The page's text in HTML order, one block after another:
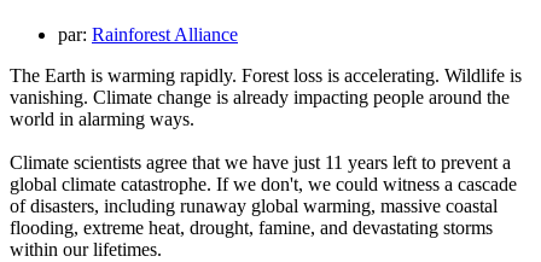
par: Rainforest Alliance
The Earth is warming rapidly. Forest loss is accelerating. Wildlife is
vanishing. Climate change is already impacting people around the
world in alarming ways.
Climate scientists agree that we have just 11 years left to prevent a
global climate catastrophe. If we don't, we could witness a cascade
of disasters, including runaway global warming, massive coastal
flooding, extreme heat, drought, famine, and devastating storms
within our lifetimes.